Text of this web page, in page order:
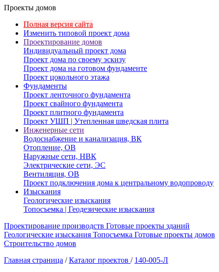
Проекты домов
Полная версия сайта
Изменить типовой проект дома
Проектирование домов
Индивидуальный проект дома
Проект дома по своему эскизу
Проект дома на готовом фундаменте
Проект цокольного этажа
Фундаменты
Проект ленточного фундамента
Проект свайного фундамента
Проект плитного фундамента
Проект УШП | Утепленная шведская плита
Инженерные сети
Водоснабжение и канализация, ВК
Отопление, ОВ
Наружные сети, НВК
Электрические сети, ЭС
Вентиляция, ОВ
Проект подключения дома к центральному водопроводу
Изыскания
Геологические изыскания
Топосъемка | Геодезические изыскания
Проектирование производств Готовые проекты зданий
Геологические изыскания Топосъемка Готовые проекты домов
Строительство домов
Главная страница / Каталог проектов / 140-005-Л